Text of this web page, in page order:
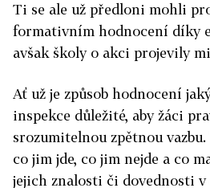
Ti se ale už předloni mohli
formativním hodnocení díky
avšak školy o akci projevily
Ať už je způsob hodnocení
inspekce důležité, aby žáci
srozumitelnou zpětnou
co jim jde, co jim nejde a co
jejich znalosti či dovednosti v